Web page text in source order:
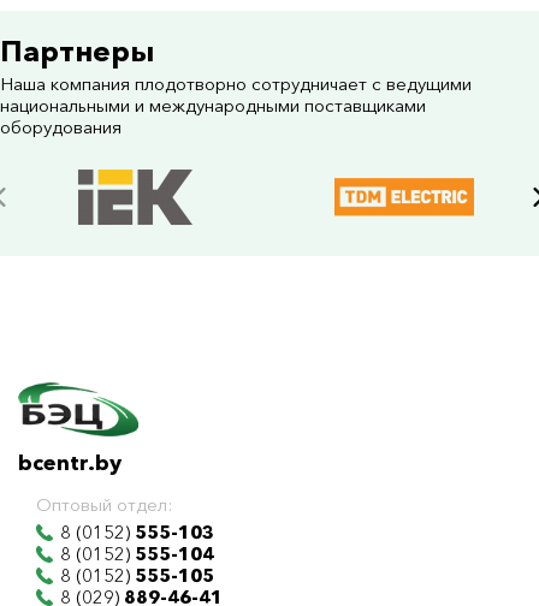
Партнеры
Наша компания плодотворно сотрудничает с ведущими
национальными и международными поставщиками
оборудования
bcentr.by
Оптовый отдел:
8 (0152) 555-103
8 (0152) 555-104
8 (0152) 555-105
8 (029) 889-46-41